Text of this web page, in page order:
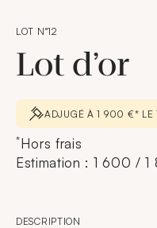
LOT N°12
Lot d’or
ADJUGÉ À 1 900 €* LE
*Hors frais
Estimation : 1 600 /
DESCRIPTION